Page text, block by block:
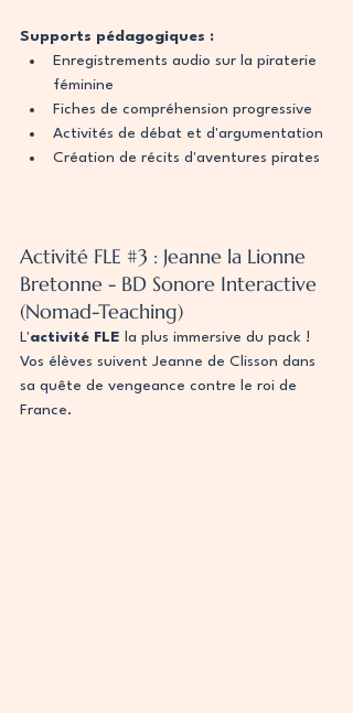
Supports pédagogiques :
Enregistrements audio sur la piraterie
féminine
Fiches de compréhension progressive
Activités de débat et d'argumentation
Création de récits d'aventures pirates
Activité FLE #3 : Jeanne la Lionne
Bretonne - BD Sonore Interactive
(Nomad-Teaching)
L'activité FLE la plus immersive du pack !
Vos élèves suivent Jeanne de Clisson dans
sa quête de vengeance contre le roi de
France.